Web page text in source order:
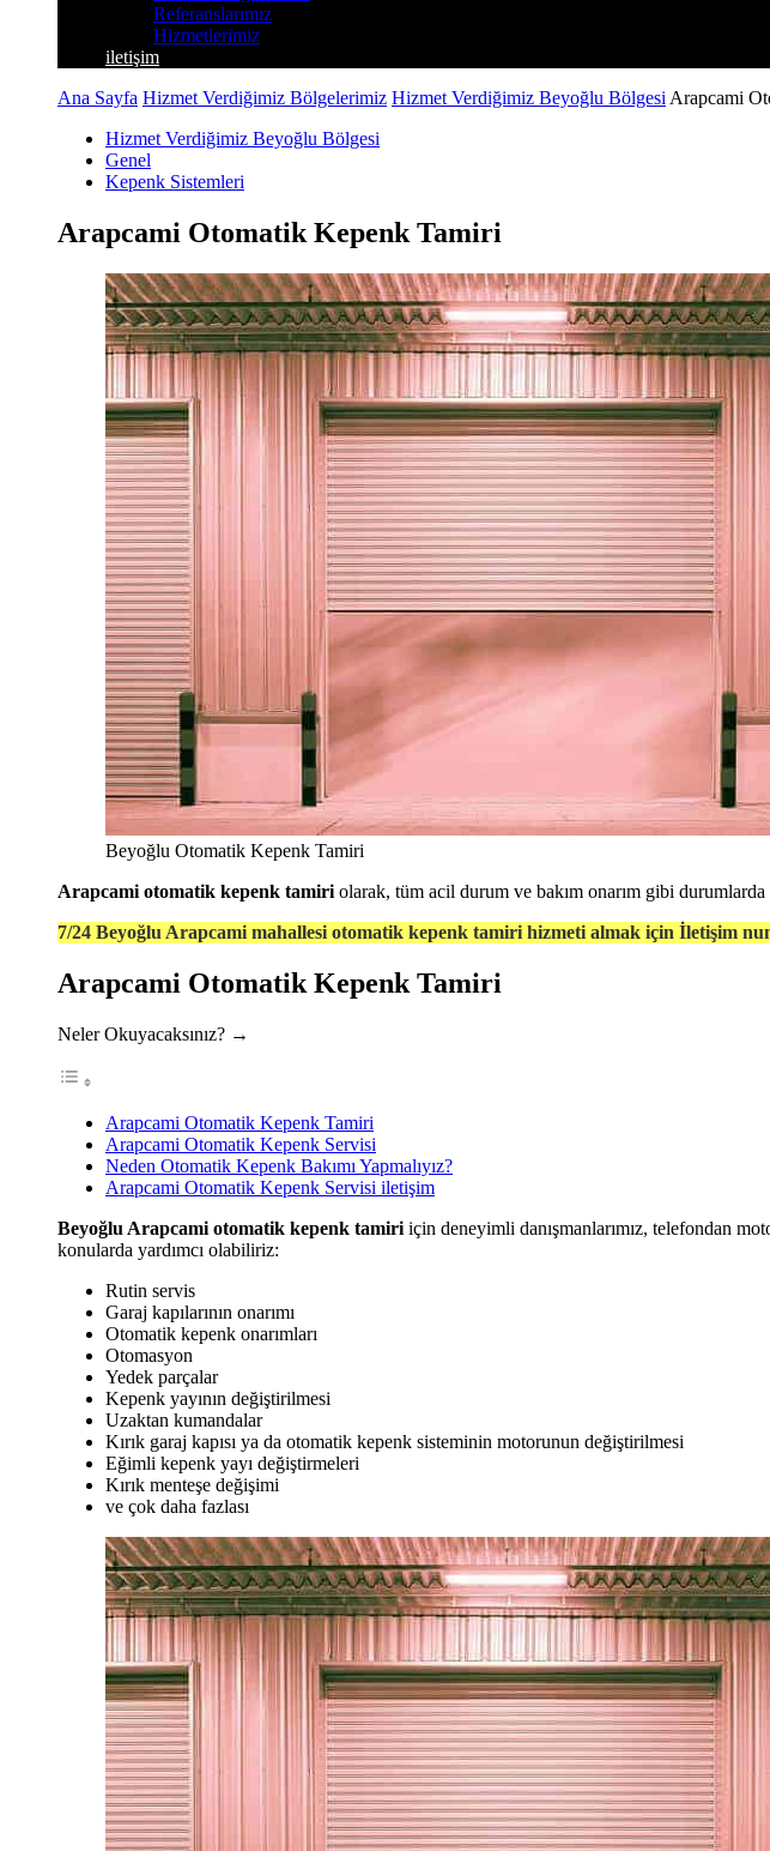
Referanslarımız
Hizmetlerimiz
iletişim
Ana Sayfa Hizmet Verdiğimiz Bölgelerimiz Hizmet Verdiğimiz Beyoğlu Bölgesi Arapcami
Hizmet Verdiğimiz Beyoğlu Bölgesi
Genel
Kepenk Sistemleri
Arapcami Otomatik Kepenk Tamiri
Beyoğlu Otomatik Kepenk Tamiri
Arapcami otomatik kepenk tamiri olarak, tüm acil durum ve bakım onarım gibi
7/24 Beyoğlu Arapcami mahallesi otomatik kepenk tamiri hizmeti almak için İletişim
Arapcami Otomatik Kepenk Tamiri
Neler Okuyacaksınız? →
Arapcami Otomatik Kepenk Tamiri
Arapcami Otomatik Kepenk Servisi
Neden Otomatik Kepenk Bakımı Yapmalıyız?
Arapcami Otomatik Kepenk Servisi iletişim
Beyoğlu Arapcami otomatik kepenk tamiri için deneyimli danışmanlarımız, telefondan
konularda yardımcı olabiliriz:
Rutin servis
Garaj kapılarının onarımı
Otomatik kepenk onarımları
Otomasyon
Yedek parçalar
Kepenk yayının değiştirilmesi
Uzaktan kumandalar
Kırık garaj kapısı ya da otomatik kepenk sisteminin motorunun değiştirilmesi
Eğimli kepenk yayı değiştirmeleri
Kırık menteşe değişimi
ve çok daha fazlası